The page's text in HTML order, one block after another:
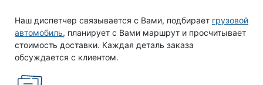
Наш диспетчер связывается с Вами, подбирает грузовой
автомобиль, планирует с Вами маршрут и просчитывает
стоимость доставки. Каждая деталь заказа
обсуждается с клиентом.